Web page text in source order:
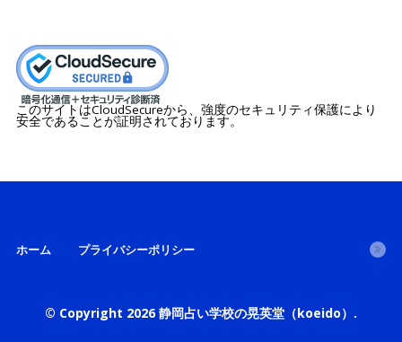
このサイトはCloudSecureから、強度のセキュリティ保護により
安全であることが証明されております。
ホーム プライバシーポリシー
© Copyright 2026静岡占い学校の晃英堂（koeido） .